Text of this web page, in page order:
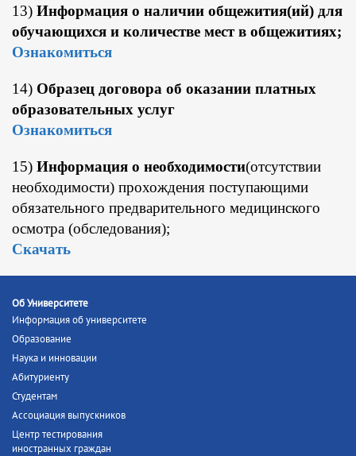
13) Информация о наличии общежития(ий) для
обучающихся и количестве мест в общежитиях;
Ознакомиться
14) Образец договора об оказании платных
образовательных услуг
Ознакомиться
15) Информация о необходимости(отсутствии
необходимости) прохождения поступающими
обязательного предварительного медицинского
осмотра (обследования);
Скачать
Об Университете
Информация об университете
Образование
Наука и инновации
Абитуриенту
Студентам
Ассоциация выпускников
Центр тестирования
иностранных граждан